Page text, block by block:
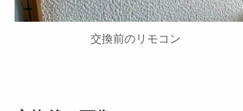
交換前のリモコン